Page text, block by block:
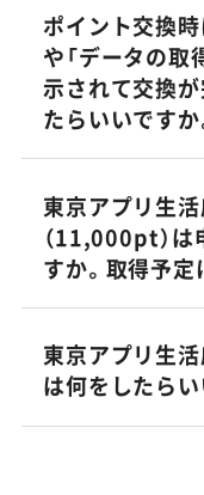
ポイント交換時
や「データの取
示されて交換
たらいいですか
東京アプリ生
（11,000pt）
すか。取得予定
東京アプリ生
は何をしたらい